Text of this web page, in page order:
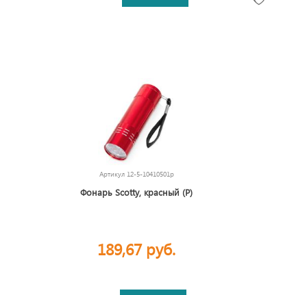
Артикул 12-5-10410501p
Фонарь Scotty, красный (Р)
189,67 руб.